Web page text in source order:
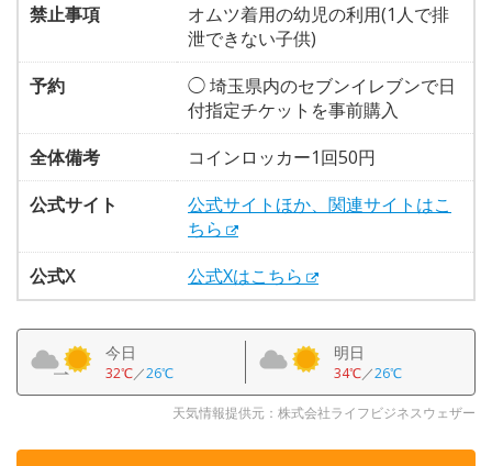
禁止事項
オムツ着用の幼児の利用(1人で排
泄できない子供)
予約
◯ 埼玉県内のセブンイレブンで日
付指定チケットを事前購入
全体備考
コインロッカー1回50円
公式サイト
公式サイトほか、関連サイトはこ
ちら
公式X
公式Xはこちら
今日
32℃／26℃
明日
34℃／26℃
天気情報提供元：株式会社ライフビジネスウェザー